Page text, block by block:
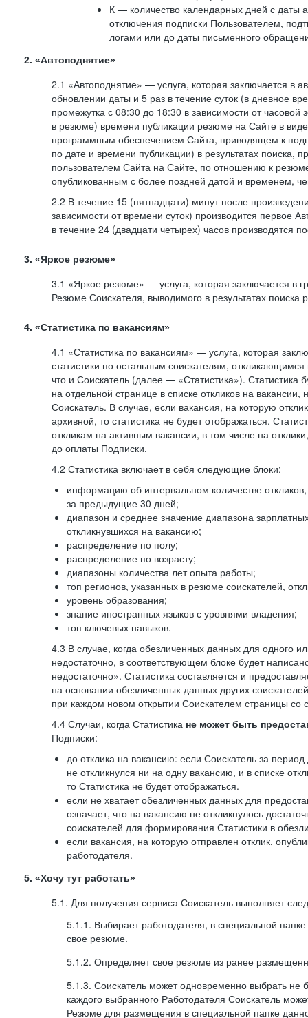
К — количество календарных дней с даты
отключения подписки Пользователем,
логами или до даты письменного
2. «Автоподнятие»
2.1 «Автоподнятие» — услуга, которая заключается в
обновлении даты и 5 раз в течение суток (в дневное
промежутка с 08:30 до 18:30 в зависимости от часовой
в резюме) времени публикации резюме на Сайте в
программным обеспечением Сайта, приводящем к
по дате и времени публикации) в результатах поиска,
пользователем Сайта на Сайте, по отношению к
опубликованным с более поздней датой и временем,
2.2 В течение 15 (пятнадцати) минут после
зависимости от времени суток) производится первое
в течение 24 (двадцати четырех) часов производятся
3. «Яркое резюме»
3.1 «Яркое резюме» — услуга, которая заключается в
Резюме Соискателя, выводимого в результатах поиска
4. «Статистика по вакансиям»
4.1 «Статистика по вакансиям» — услуга, которая
статистики по остальным соискателям,
что и Соискатель (далее — «Статистика»). Статистика
на отдельной странице в списке откликов на вакансии,
Соискатель. В случае, если вакансия, на которую
архивной, то статистика не будет отображаться.
откликам на активным вакансии, в том числе на
до оплаты Подписки.
4.2 Статистика включает в себя следующие блоки:
информацию об интервальном количестве
за предыдущие 30 дней;
диапазон и среднее значение диапазона
откликнувшихся на вакансию;
распределение по полу;
распределение по возрасту;
диапазоны количества лет опыта работы;
топ регионов, указанных в резюме соискателей,
уровень образования;
знание иностранных языков с уровнями владения;
топ ключевых навыков.
4.3 В случае, когда обезличенных данных для одного
недостаточно, в соответствующем блоке будет
недостаточно». Статистика составляется и
на основании обезличенных данных других
при каждом новом открытии Соискателем страницы со
4.4 Случаи, когда Статистика не может быть
Подписки:
до отклика на вакансию: если Соискатель за период
не откликнулся ни на одну вакансию, и в списке
то Статистика не будет отображаться.
если не хватает обезличенных данных для
означает, что на вакансию не откликнулось
соискателей для формирования Статистики в
если вакансия, на которую отправлен отклик,
работодателя.
5. «Хочу тут работать»
5.1. Для получения сервиса Соискатель выполняет
5.1.1. Выбирает работодателя, в специальной папке
свое резюме.
5.1.2. Определяет свое резюме из ранее
5.1.3. Соискатель может одновременно выбрать не
каждого выбранного Работодателя Соискатель
Резюме для размещения в специальной папке